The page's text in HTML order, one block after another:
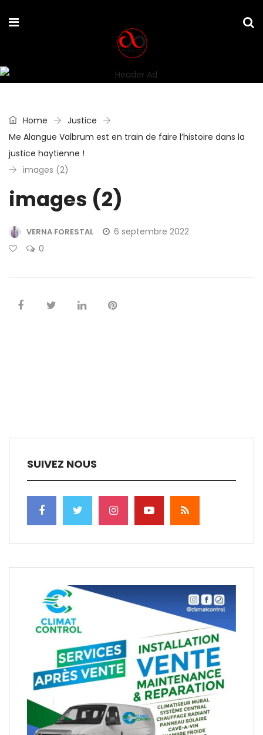
Home
Justice
Me Alangue Valbrum est en train de faire l’histoire dans la
justice haytienne !
images (2)
images (2)
VERNA FORESTAL
6 septembre 2022
0
SUIVEZ NOUS